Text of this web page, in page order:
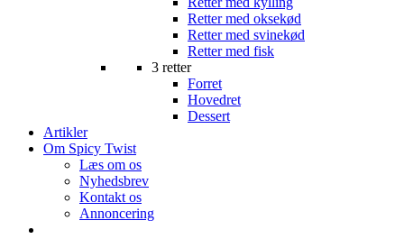
Retter med oksekød
Retter med svinekød
Retter med fisk
3 retter
Forret
Hovedret
Dessert
Artikler
Om Spicy Twist
Læs om os
Nyhedsbrev
Kontakt os
Annoncering